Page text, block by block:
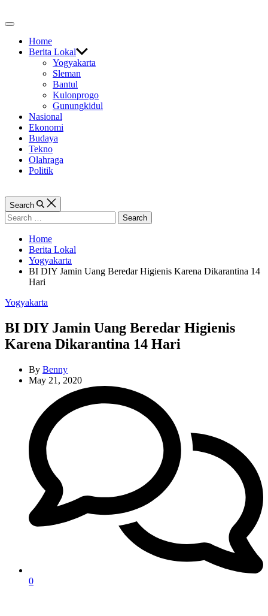
to
Off
CanvasHome
Berita Lokal
Yogyakarta
Sleman
Bantul
Kulonprogo
Gunungkidul
Nasional
Ekonomi
Budaya
Tekno
Olahraga
Politik
Search
Search
for:
Home
Berita Lokal
Yogyakarta
BI DIY Jamin Uang Beredar Higienis Karena Dikarantina 14
Hari
Categories
Yogyakarta
BI DIY Jamin Uang Beredar Higienis
Karena Dikarantina 14 Hari
By Benny
May 21, 2020
0